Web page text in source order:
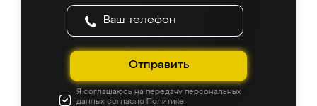
Отправить
Я соглашаюсь на передачу персональных
данных согласно Политике